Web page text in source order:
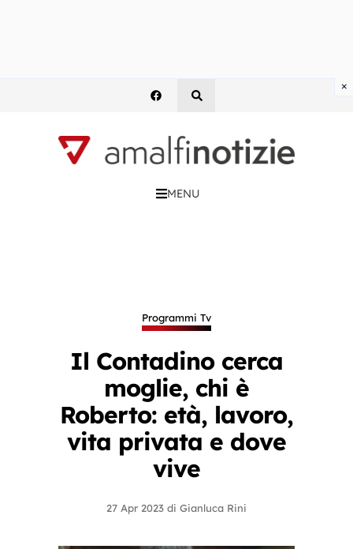
MENU
Programmi Tv
Il Contadino cerca
moglie, chi è
Roberto: età, lavoro,
vita privata e dove
vive
27 Apr 2023 di Gianluca Rini
×